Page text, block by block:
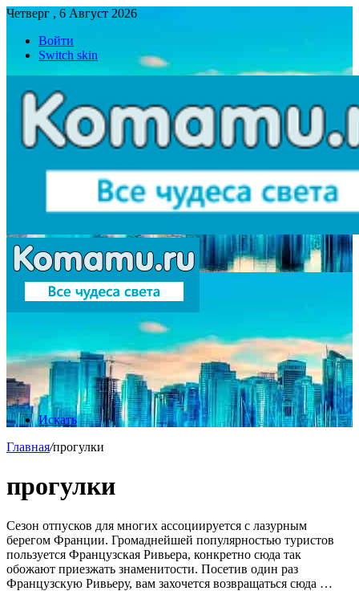
Четверг , 6 Август 2026
Войти
Switch skin
Искать
Главная/прогулки
прогулки
Сезон отпусков для многих ассоциируется с лазурным
берегом Франции. Громаднейшей популярностью туристов
пользуется Французская Ривьера, конкретно сюда так
обожают приезжать знаменитости. Посетив один раз
Французскую Ривьеру, вам захочется возвращаться сюда …